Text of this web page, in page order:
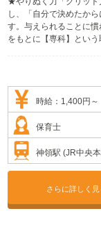
し、「自分で決めたか
す。与えられることに
をもとに【専科】とい
で「自分の出来ない部
★英語の時間が月に2回
指導が月に3回程度（3
以上）あります。
時給：1,400円～
保育士
神領駅 (JR中央
さらに詳しく見